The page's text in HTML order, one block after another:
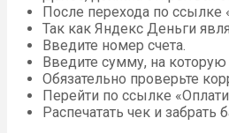
После перехода по ссылке
Так как Яндекс Деньги
Введите номер счета.
Введите сумму, на которую
Обязательно проверьте
Перейти по ссылке
Распечатать чек и забрать